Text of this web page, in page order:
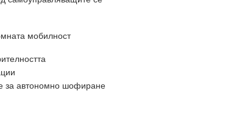
мобилност
за автономно шофиране